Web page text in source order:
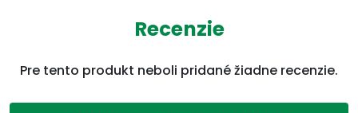
EAN: 8588009318552
Recenzie
Pre tento produkt neboli pridané žiadne recenzie.